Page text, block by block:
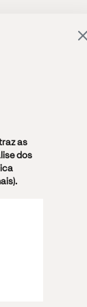
↗
as
dos